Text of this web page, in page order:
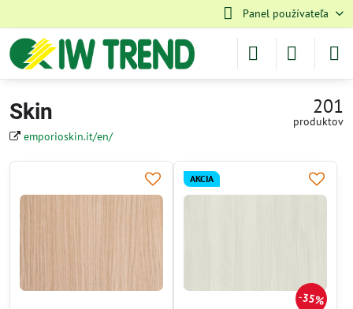
Panel používateľa
Skin
emporioskin.it/en/
201
produktov
35%
AKCIA